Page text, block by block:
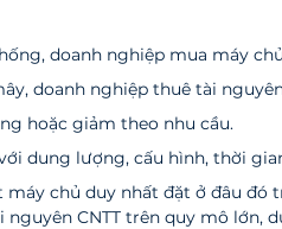
doanh nghiệp mua máy
doanh nghiệp thuê tài
hoặc giảm theo nhu cầu.
dung lượng, cấu hình, thời
máy chủ duy nhất đặt ở đâu
nguyên CNTT trên quy mô lớn,